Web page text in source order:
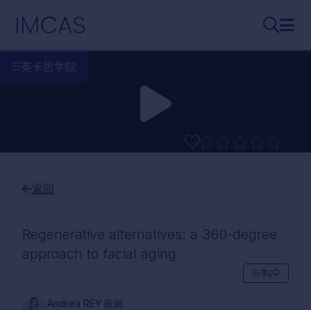
IMCAS
搜索...打开
英卡思学院
返回
Regenerative alternatives: a 360-degree
approach to facial aging
分享
Andrea REY 医师